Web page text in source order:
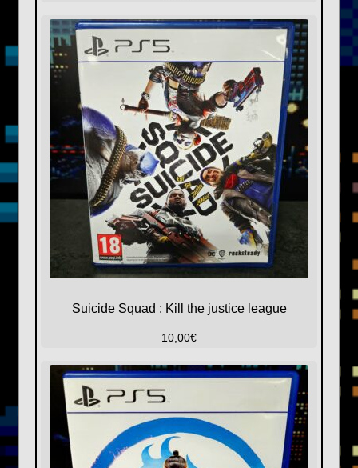
Suicide Squad : Kill the justice league
10,00€